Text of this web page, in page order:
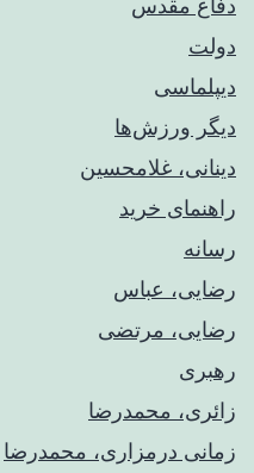
دفاع مقدس
دولت
دیپلماسی
دیگر ورزش‌ها
دینانی، غلامحسین
راهنمای خريد
رسانه
رضایی، عباس
رضایی، مرتضی
رهبری
زائری، محمدرضا
زمانی درمزاری، محمدرضا